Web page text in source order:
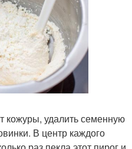
кожуры, удалить семенную
В центр каждого